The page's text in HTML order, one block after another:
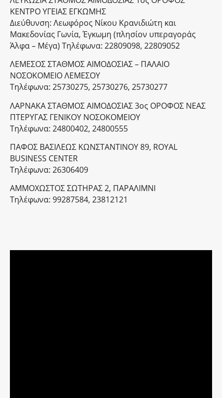
ΚΕΝΤΡΟ ΥΓΕΙΑΣ ΕΓΚΩΜΗΣ
Διεύθυνση: Λεωφόρος Νίκου Κρανιδιώτη και
Μακεδονίας Γωνία, Έγκωμη (πλησίον υπεραγοράς
Άλφα – Μέγα) Τηλέφωνα: 22809098, 22809052
ΛΕΜΕΣΟΣ ΣΤΑΘΜΟΣ ΑΙΜΟΔΟΣΙΑΣ – ΠΑΛΑΙΟ
ΝΟΣΟΚΟΜΕΙΟ ΛΕΜΕΣΟΥ
Τηλέφωνα: 25730275, 25730276, 25730277
ΛΑΡΝΑΚΑ ΣΤΑΘΜΟΣ ΑΙΜΟΔΟΣΙΑΣ 3ος ΟΡΟΦΟΣ ΝΕΑΣ
ΠΤΕΡΥΓΑΣ ΓΕΝΙΚΟΥ ΝΟΣΟΚΟΜΕΙΟΥ
Τηλέφωνα: 24800402, 24800555
ΠΑΦΟΣ ΒΑΣΙΛΕΩΣ ΚΩΝΣΤΑΝΤΙΝΟΥ 89, ROYAL
BUSINESS CENTER
Τηλέφωνα: 26306409
ΑΜΜΟΧΩΣΤΟΣ ΣΩΤΗΡΑΣ 2, ΠΑΡΑΛΙΜΝΙ
Τηλέφωνα: 99287584, 23812121